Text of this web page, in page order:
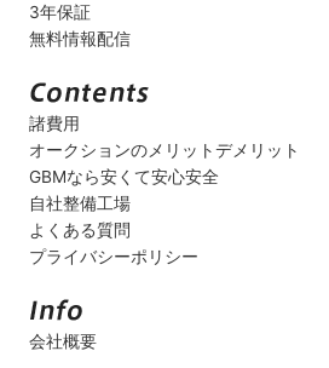
3年保証
無料情報配信
諸費用
オークションのメリットデメリット
GBMなら安くて安心安全
自社整備工場
よくある質問
プライバシーポリシー
会社概要